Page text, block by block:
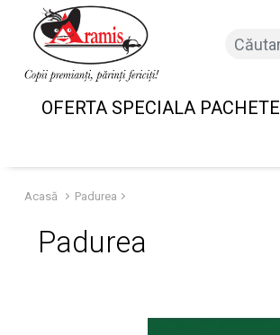
OFERTA SPECIALA PACHETE
Acasă Padurea
Padurea